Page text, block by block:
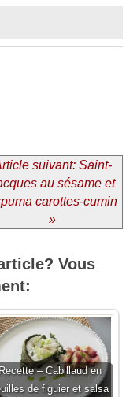
suivant: Saint-
au sésame et
carottes-cumin
»
Vous
Recette – Cabillaud en
de figuier et salsa